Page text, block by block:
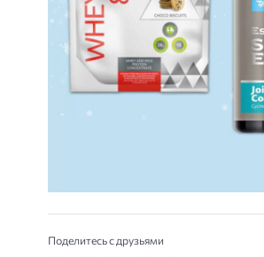
Поделитесь с друзьями